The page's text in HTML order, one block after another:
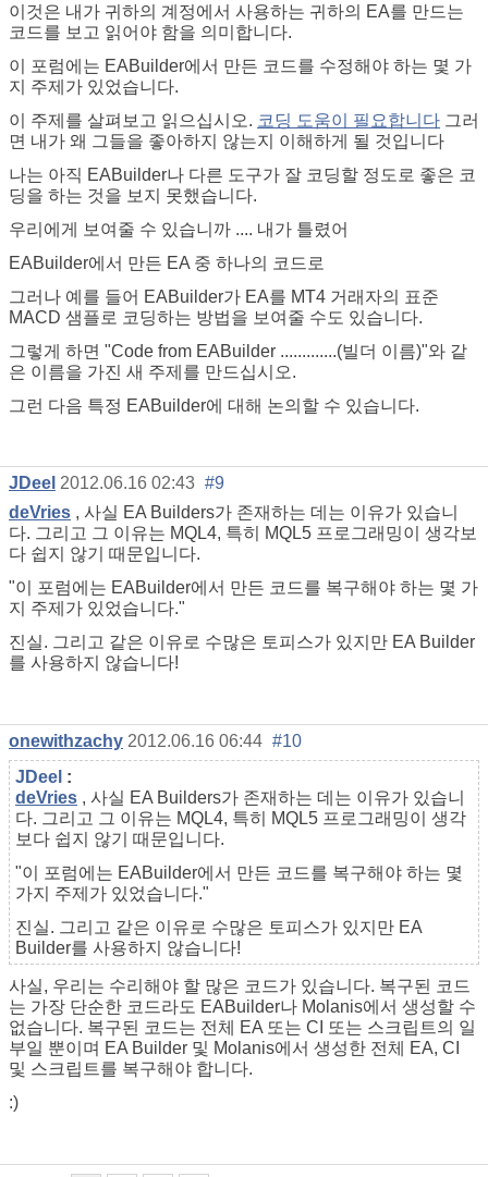
이것은 내가 귀하의 계정에서 사용하는 귀하의 EA를 만드는
코드를 보고 읽어야 함을 의미합니다.
이 포럼에는 EABuilder에서 만든 코드를 수정해야 하는 몇 가
지 주제가 있었습니다.
이 주제를 살펴보고 읽으십시오. 코딩 도움이 필요합니다 그러
면 내가 왜 그들을 좋아하지 않는지 이해하게 될 것입니다
나는 아직 EABuilder나 다른 도구가 잘 코딩할 정도로 좋은 코
딩을 하는 것을 보지 못했습니다.
우리에게 보여줄 수 있습니까 .... 내가 틀렸어
EABuilder에서 만든 EA 중 하나의 코드로
그러나 예를 들어 EABuilder가 EA를 MT4 거래자의 표준
MACD 샘플로 코딩하는 방법을 보여줄 수도 있습니다.
그렇게 하면 "Code from EABuilder .............(빌더 이름)"와 같
은 이름을 가진 새 주제를 만드십시오.
그런 다음 특정 EABuilder에 대해 논의할 수 있습니다.
JDeel 2012.06.16 02:43 #9
deVries , 사실 EA Builders가 존재하는 데는 이유가 있습니
다. 그리고 그 이유는 MQL4, 특히 MQL5 프로그래밍이 생각보
다 쉽지 않기 때문입니다.
"이 포럼에는 EABuilder에서 만든 코드를 복구해야 하는 몇 가
지 주제가 있었습니다."
진실. 그리고 같은 이유로 수많은 토피스가 있지만 EA Builder
를 사용하지 않습니다!
onewithzachy 2012.06.16 06:44 #10
JDeel :
deVries , 사실 EA Builders가 존재하는 데는 이유가 있습니
다. 그리고 그 이유는 MQL4, 특히 MQL5 프로그래밍이 생각
보다 쉽지 않기 때문입니다.
"이 포럼에는 EABuilder에서 만든 코드를 복구해야 하는 몇
가지 주제가 있었습니다."
진실. 그리고 같은 이유로 수많은 토피스가 있지만 EA
Builder를 사용하지 않습니다!
사실, 우리는 수리해야 할 많은 코드가 있습니다. 복구된 코드
는 가장 단순한 코드라도 EABuilder나 Molanis에서 생성할 수
없습니다. 복구된 코드는 전체 EA 또는 CI 또는 스크립트의 일
부일 뿐이며 EA Builder 및 Molanis에서 생성한 전체 EA, CI
및 스크립트를 복구해야 합니다.
:)